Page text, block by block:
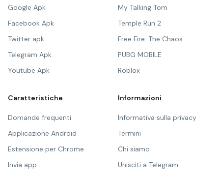
Google Apk
Facebook Apk
Twitter apk
Telegram Apk
Youtube Apk
My Talking Tom
Temple Run 2
Free Fire: The Chaos
PUBG MOBILE
Roblox
Caratteristiche
Domande frequenti
Applicazione Android
Estensione per Chrome
Invia app
Informazioni
Informativa sulla privacy
Termini
Chi siamo
Unisciti a Telegram